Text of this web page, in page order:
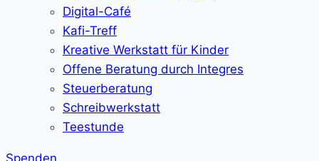
Digital-Café
Kafi-Treff
Kreative Werkstatt für Kinder
Offene Beratung durch Integres
Steuerberatung
Schreibwerkstatt
Teestunde
Spenden